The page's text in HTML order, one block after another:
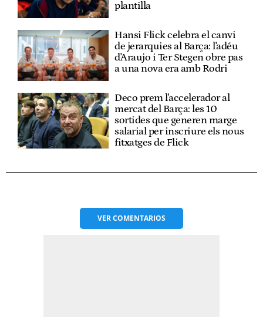
plantilla
Hansi Flick celebra el canvi
de jerarquies al Barça: l'adéu
d'Araujo i Ter Stegen obre pas
a una nova era amb Rodri
Deco prem l'accelerador al
mercat del Barça: les 10
sortides que generen marge
salarial per inscriure els nous
fitxatges de Flick
VERCOMENTARIOS